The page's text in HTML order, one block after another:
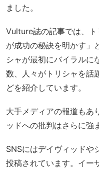
ました。
Vulture誌の記事では、
が成功の秘訣を明かす」
シャが最初にバイラルに
数、人々がトリシャを話
どを紹介しています。
大手メディアの報道もあ
ッドへの批判はさらに強
SNSにはデイヴィッドや
投稿されています。イー